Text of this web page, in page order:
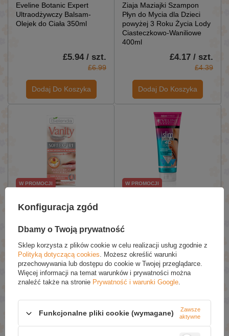
Eveline Botanic Expert
Ultraodżywczy Balsam-
Olejek do Ciała 350ml
£5.94 / szt.
£6.99
Dodaj Do Koszyka
Ziaja Maziajki Szampon
Płyn do Mycia dla Dzieci
powyżej 3 Roku Życia Lody
Ciasteczkowo-Waniliowe
400ml
£4.17 / szt.
£4.39
Dodaj Do Koszyka
W PROMOCJI
Ultra Delikatny Zestaw do
£3.56 / szt.
£5.09
Dodaj Do Koszyka
W PROMOCJI
Reduktor Cellulitu 250ml
£7.98 / szt.
Dodaj Do Koszyka
Konfiguracja zgód
Dbamy o Twoją prywatność
Sklep korzysta z plików cookie w celu realizacji usług zgodnie z
Polityką dotyczącą cookies. Możesz określić warunki
przechowywania lub dostępu do cookie w Twojej przeglądarce.
Więcej informacji na temat warunków i prywatności można
znaleźć także na stronie Prywatność i warunki Google.
Funkcjonalne pliki cookie (wymagane)
Zawsze
aktywne